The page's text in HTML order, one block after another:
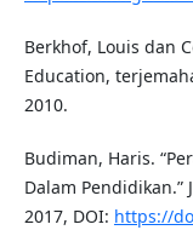
Berkhof, Louis dan
Education,
2010.
Budiman, Haris.
Dalam
2017, DOI: https://